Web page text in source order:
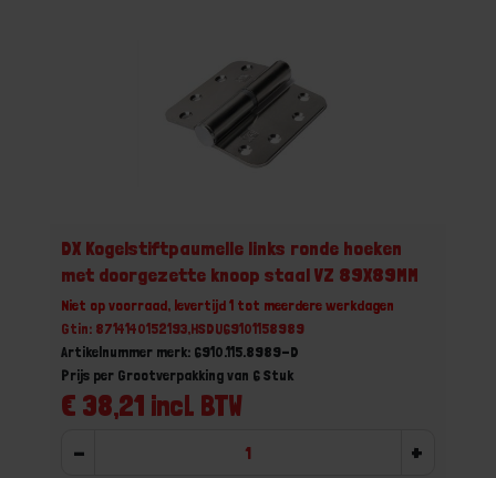
DX Kogelstiftpaumelle links ronde hoeken
met doorgezette knoop staal VZ 89X89MM
Niet op voorraad, levertijd 1 tot meerdere werkdagen
Gtin: 8714140152193,HSDU69101158989
Artikelnummer merk: 6910.115.8989-D
€ 38,21 incl. BTW
Prijs per Grootverpakking van 6 Stuk
- +